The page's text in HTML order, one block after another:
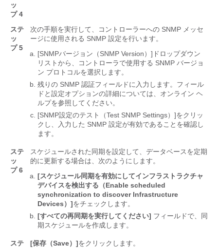
ッ
プ 4
ステ
ッ
プ 5
次の手順を実行して、コントローラーへの SNMP メッセ
ージに使用される SNMP 設定を行います。
[SNMPバージョン（SNMP Version）] ドロップダウン
リストから、コントローラで使用する SNMP バージョ
ン プロトコルを選択します。
残りの SNMP 認証フィールドに入力します。 フィール
ドと設定オプションの詳細については、オンライン ヘ
ルプを参照してください。
[SNMP設定のテスト（Test SNMP Settings）]をクリッ
クし、入力した SNMP 設定が有効であることを確認し
ます。
ステ
ッ
プ 6
スケジュールされた同期を設定して、データベースを定期
的に更新する場合は、次のようにします。
[スケジュール同期を有効にしてインフラストラクチャ
デバイスを検出する（Enable scheduled
synchronization to discover Infrastructure
Devices）]をチェックします。
[すべての再同期を実行してください] フィールドで、同
期スケジュールを作成します。
ステ
[保存（Save）]をクリックします。